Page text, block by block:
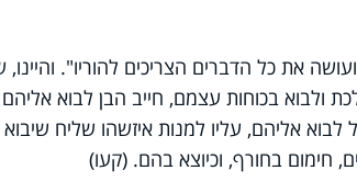
את כל הדברים הצריכים להוריו".
ולבוא בכוחות עצמם, חייב הבן לבוא
אליהם, עליו למנות איזשהו שליח שיבוא
חימום בחורף, וכיוצא בהם. (קעו)